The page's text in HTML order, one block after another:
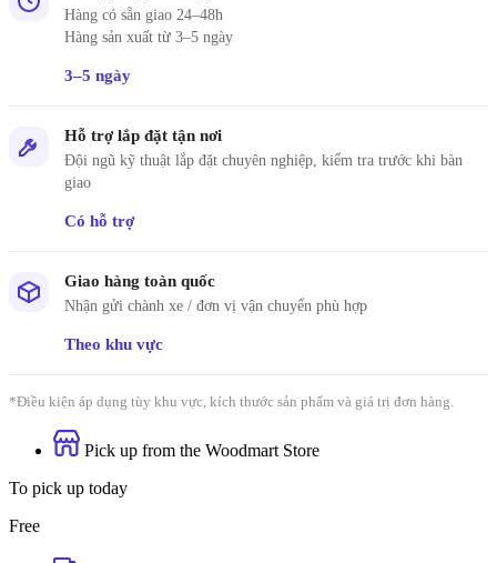
Hàng có sẵn giao 24–48h
Hàng sản xuất từ 3–5 ngày
3–5 ngày
Hỗ trợ lắp đặt tận nơi
Đội ngũ kỹ thuật lắp đặt chuyên nghiệp, kiểm tra trước khi bàn
giao
Có hỗ trợ
Giao hàng toàn quốc
Nhận gửi chành xe / đơn vị vận chuyển phù hợp
Theo khu vực
*Điều kiện áp dụng tùy khu vực, kích thước sản phẩm và giá trị đơn hàng.
Pick up from the Woodmart Store
To pick up today
Free